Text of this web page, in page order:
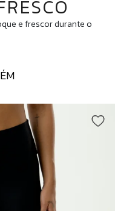
e frescor durante o